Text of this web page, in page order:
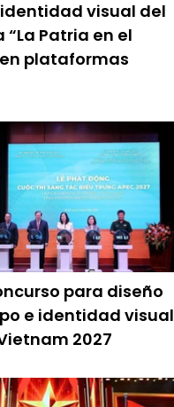
visual del
Patria en el
plataformas
para diseño
e identidad visual
2027